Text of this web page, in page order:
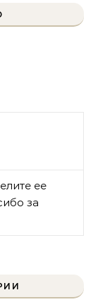
ее
за